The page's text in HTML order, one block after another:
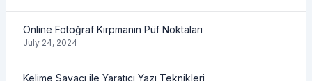
Online Fotoğraf Kırpmanın Püf Noktaları
July 24, 2024
Kelime Sayacı ile Yaratıcı Yazı Teknikleri